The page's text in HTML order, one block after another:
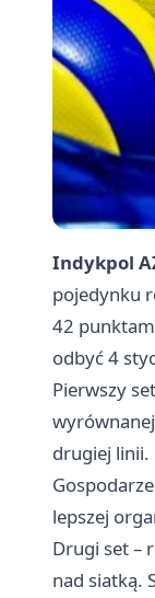
Indykpol
pojedynku
42
odbyć 4
Pierwszy
drugiej linii.
lepszej
Drugi set –
nad siatką.